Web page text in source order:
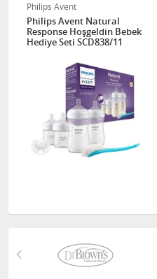
Philips Avent
Philips Avent Natural
Response Hoşgeldin Bebek
Hediye Seti SCD838/11